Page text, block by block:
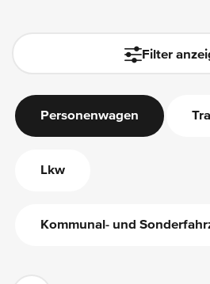
Filter
Personenwagen
Lkw
Kommunal- und